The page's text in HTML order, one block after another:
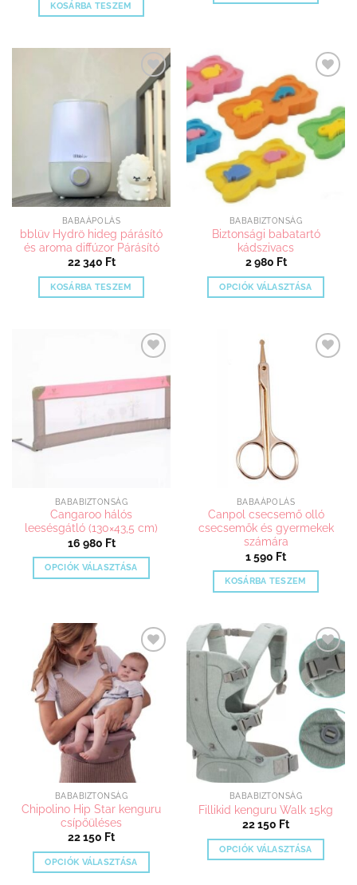
KOSÁRBA TESZEM
Kedvenceimhez
adom
BABAÁPOLÁS
bblüv Hydrö hideg párásító
és aroma diffúzor Párásító
22 340 Ft
KOSÁRBA TESZEM
Kedvenceimhez
adom
BABABIZTONSÁG
Biztonsági babatartó
kádszivacs
2 980 Ft
OPCIÓK VÁLASZTÁSA
terméknek
több
variációja
van.
A
változatok
a
termékoldalon
választhatók
adom
BABABIZTONSÁG
Cangaroo hálós
leesésgátló (130×43,5 cm)
16 980 Ft
OPCIÓK VÁLASZTÁSA
több
variációja
van.
A
változatok
a
termékoldalon
választhatók
Kedvenceimhez
BABAÁPOLÁS
Canpol csecsemő olló
csecsemők és gyermekek
számára
1 590 Ft
KOSÁRBA TESZEM
Kedvenceimhez
adom
BABABIZTONSÁG
Chipolino Hip Star kenguru
csípőüléses
22 150 Ft
OPCIÓK VÁLASZTÁSA
Kedvenceimhez
adom
BABABIZTONSÁG
Fillikid kenguru Walk 15kg
22 150 Ft
OPCIÓK VÁLASZTÁSA